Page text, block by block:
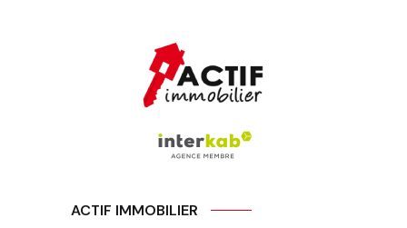
ACTIF IMMOBILIER